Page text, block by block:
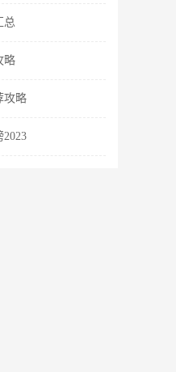
总
略
攻略